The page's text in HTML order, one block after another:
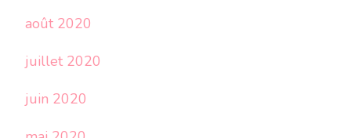
août 2020
juillet 2020
juin 2020